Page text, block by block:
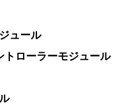
ュール
ローラーモジュール